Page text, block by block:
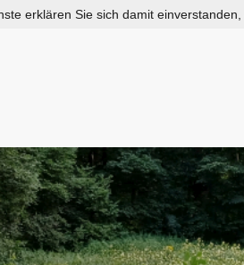
erklären Sie sich damit einverstanden,